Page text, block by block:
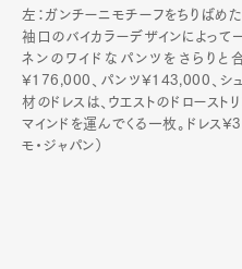
左：ガンチーニモチーフをちりばめ
袖口のバイカラーデザインによっ
ネンのワイドなパンツをさらりと
¥176,000、パンツ¥143,000、
材のドレスは、ウエストのドロースト
マインドを運んでくる一枚。ドレス
モ・ジャパン）